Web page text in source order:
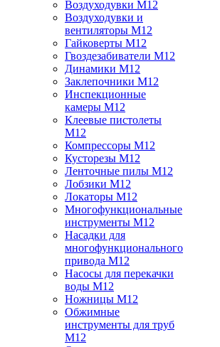
Воздуходувки M12
Воздуходувки и
вентиляторы M12
Гайковерты M12
Гвоздезабиватели M12
Динамики M12
Заклепочники M12
Инспекционные
камеры M12
Клеевые пистолеты
M12
Компрессоры M12
Кусторезы M12
Ленточные пилы M12
Лобзики M12
Локаторы M12
Многофункциональные
инструменты M12
Насадки для
многофункционального
привода M12
Насосы для перекачки
воды M12
Ножницы M12
Обжимные
инструменты для труб
M12